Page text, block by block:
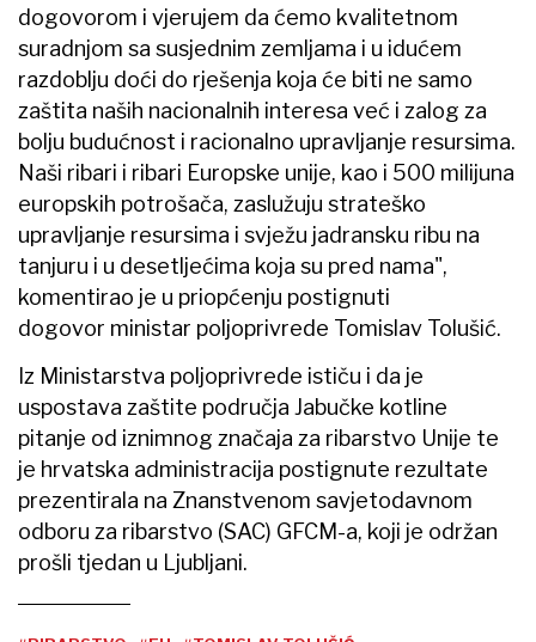
dogovorom i vjerujem da ćemo kvalitetnom
suradnjom sa susjednim zemljama i u idućem
razdoblju doći do rješenja koja će biti ne samo
zaštita naših nacionalnih interesa već i zalog za
bolju budućnost i racionalno upravljanje resursima.
Naši ribari i ribari Europske unije, kao i 500 milijuna
europskih potrošača, zaslužuju strateško
upravljanje resursima i svježu jadransku ribu na
tanjuru i u desetljećima koja su pred nama",
komentirao je u priopćenju postignuti
dogovor ministar poljoprivrede Tomislav Tolušić.
Iz Ministarstva poljoprivrede ističu i da je
uspostava zaštite područja Jabučke kotline
pitanje od iznimnog značaja za ribarstvo Unije te
je hrvatska administracija postignute rezultate
prezentirala na Znanstvenom savjetodavnom
odboru za ribarstvo (SAC) GFCM-a, koji je održan
prošli tjedan u Ljubljani.